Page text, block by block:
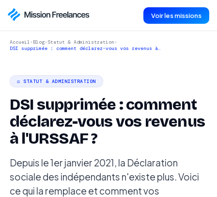
Voir les missions
Accueil › Blog› Statut & Administration ›
DSI supprimée : comment déclarez-vous vos revenus à…
⚖️ STATUT & ADMINISTRATION
DSI supprimée : comment
déclarez-vous vos revenus
à l'URSSAF ?
Depuis le 1er janvier 2021, la Déclaration
sociale des indépendants n'existe plus. Voici
ce qui la remplace et comment vos